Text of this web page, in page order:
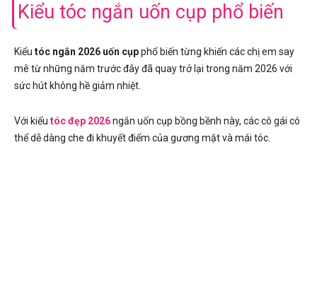
Kiểu tóc ngắn uốn cụp phổ biến
Kiểu tóc ngắn 2026 uốn cụpphổ biến từng khiến các chị em say
mê từ những năm trước đây đã quay trở lại trong năm 2026 với
sức hút không hề giảm nhiệt.
Với kiểu tóc đẹp 2026ngắn uốn cụp bồng bềnh này, các cô gái có
thể dễ dàng che đi khuyết điểm của gương mặt và mái tóc.